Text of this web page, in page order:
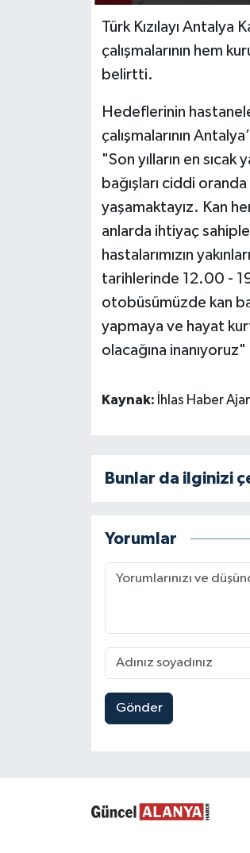
Türk Kızılayı
çalışmalarının hem
belirtti.
Hedeflerinin
çalışmalarının
"Son yılların en sıcak
bağışları ciddi
yaşamaktayız. Kan
anlarda ihtiyaç
hastalarımızın
tarihlerinde 12.00 -
otobüsümüzde kan
yapmaya ve hayat
olacağına
Kaynak: İhlas Haber
Bunlar da ilginizi
Yorumlar
Gönder